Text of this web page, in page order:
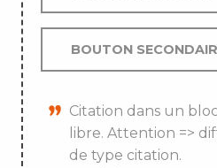
BOUTON
Citation dans un
libre. Attention =>
de type citation.